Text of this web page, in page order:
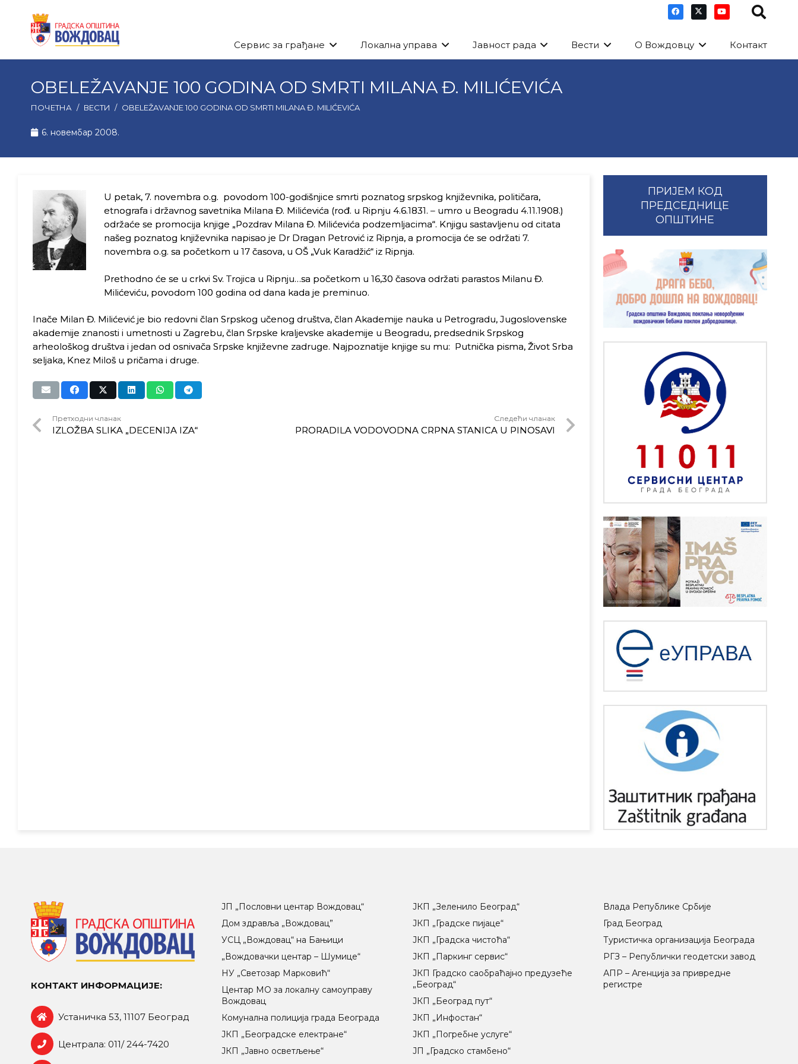
Сервис за грађане Локална управа Јавност рада Вести О Вождовцу Контакт
OBELEŽAVANJE 100 GODINA OD SMRTI MILANA Đ. MILIĆEVIĆA
ПОЧЕТНА / ВЕСТИ / OBELEŽAVANJE 100 GODINA OD SMRTI MILANA Đ. MILIĆEVIĆA
6. новембар 2008.
U petak, 7. novembra o.g. povodom 100-godišnjice smrti poznatog srpskog književnika, političara,
etnografa i državnog savetnika Milana Đ. Milićevića (rođ. u Ripnju 4.6.1831. – umro u Beogradu 4.11.1908.)
održaće se promocija knjige „Pozdrav Milana Đ. Milićevića podzemljacima“. Knjigu sastavljenu od citata
našeg poznatog književnika napisao je Dr Dragan Petrović iz Ripnja, a promocija će se održati 7.
novembra o.g. sa početkom u 17 časova, u OŠ „Vuk Karadžić“ iz Ripnja.
Prethodno će se u crkvi Sv. Trojica u Ripnju…sa početkom u 16,30 časova održati parastos Milanu Đ.
Milićeviću, povodom 100 godina od dana kada je preminuo.
Inače Milan Đ. Milićević je bio redovni član Srpskog učenog društva, član Akademije nauka u Petrogradu, Jugoslovenske
akademije znanosti i umetnosti u Zagrebu, član Srpske kraljevske akademije u Beogradu, predsednik Srpskog
arheološkog društva i jedan od osnivača Srpske književne zadruge. Najpoznatije knjige su mu: Putnička pisma, Život Srba
seljaka, Knez Miloš u pričama i druge.
Претходни чланак
IZLOŽBA SLIKA „DECENIJA IZA“
Следећи чланак
PRORADILA VODOVODNA CRPNA STANICA U PINOSAVI
ПРИЈЕМ КОД
ПРЕДСЕДНИЦЕ
ОПШТИНЕ
КОНТАКТ ИНФОРМАЦИЈЕ:
Устаничка 53, 11107 Београд
Централа: 011/ 244-7420
ЈП „Пословни центар Вождовац“
Дом здравља „Вождовац”
УСЦ „Вождовац“ на Бањици
„Вождовачки центар – Шумице“
НУ „Светозар Марковић“
Центар МO за локалну самоуправу
Вождовац
Комунална полиција града Београда
ЈКП „Београдске електране“
ЈКП „Јавно осветљење“
ЈКП „Зеленило Београд“
ЈКП „Градске пијаце“
ЈКП „Градска чистоћа“
ЈКП „Паркинг сервис“
ЈКП Градско саобраћајно предузеће
„Београд“
ЈКП „Београд пут“
ЈКП „Инфостан“
ЈКП „Погребне услуге“
ЈП „Градско стамбено“
Влада Републике Србије
Град Београд
Туристичка организација Београда
РГЗ – Републички геодетски завод
АПР – Агенција за привредне
регистре